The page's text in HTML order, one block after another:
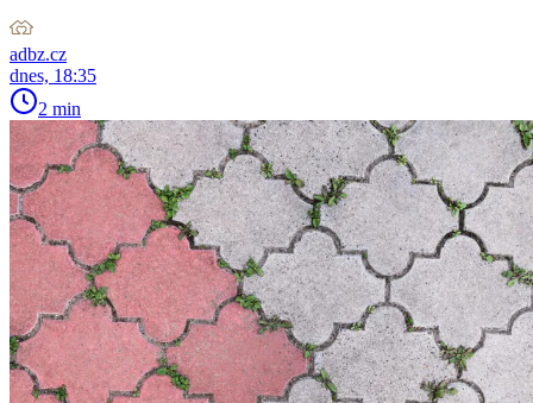
adbz.cz
dnes, 18:35
2 min